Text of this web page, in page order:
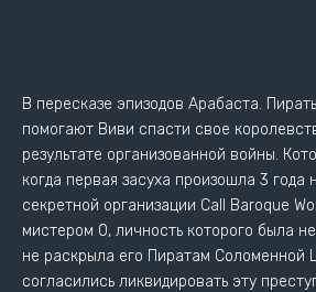
В пересказе эпизодов Арабаста.
помогают Виви спасти свое
результате организованной войны.
когда первая засуха произошла 3 года
секретной организации Call Baroque
мистером 0, личность которого была
не раскрыла его Пиратам Соломенной
согласились ликвидировать эту